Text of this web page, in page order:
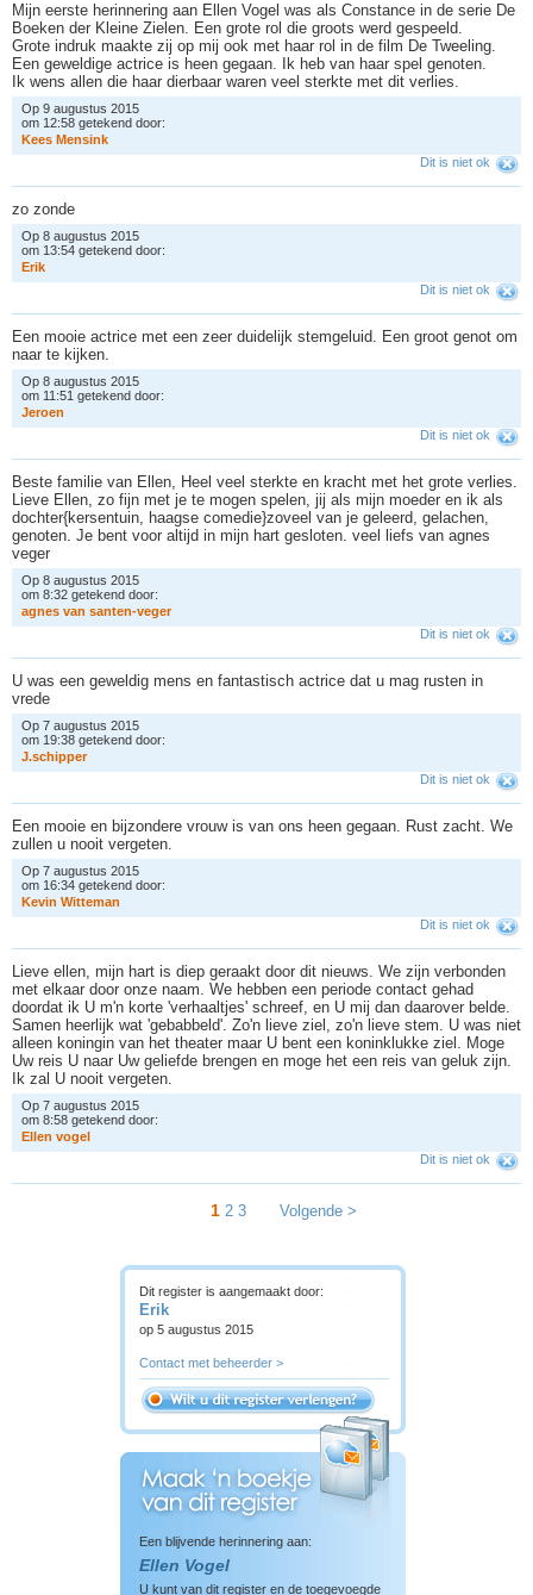
Mijn eerste herinnering aan Ellen Vogel was als Constance in de serie De
Boeken der Kleine Zielen. Een grote rol die groots werd gespeeld.
Grote indruk maakte zij op mij ook met haar rol in de film De Tweeling.
Een geweldige actrice is heen gegaan. Ik heb van haar spel genoten.
Ik wens allen die haar dierbaar waren veel sterkte met dit verlies.
Op 9 augustus 2015
om 12:58 getekend door:
Kees Mensink
Dit is niet ok
zo zonde
Op 8 augustus 2015
om 13:54 getekend door:
Erik
Dit is niet ok
Een mooie actrice met een zeer duidelijk stemgeluid. Een groot genot om
naar te kijken.
Op 8 augustus 2015
om 11:51 getekend door:
Jeroen
Dit is niet ok
Beste familie van Ellen, Heel veel sterkte en kracht met het grote verlies.
Lieve Ellen, zo fijn met je te mogen spelen, jij als mijn moeder en ik als
dochter{kersentuin, haagse comedie}zoveel van je geleerd, gelachen,
genoten. Je bent voor altijd in mijn hart gesloten. veel liefs van agnes
veger
Op 8 augustus 2015
om 8:32 getekend door:
agnes van santen-veger
Dit is niet ok
U was een geweldig mens en fantastisch actrice dat u mag rusten in
vrede
Op 7 augustus 2015
om 19:38 getekend door:
J.schipper
Dit is niet ok
Een mooie en bijzondere vrouw is van ons heen gegaan. Rust zacht. We
zullen u nooit vergeten.
Op 7 augustus 2015
om 16:34 getekend door:
Kevin Witteman
Dit is niet ok
Lieve ellen, mijn hart is diep geraakt door dit nieuws. We zijn verbonden
met elkaar door onze naam. We hebben een periode contact gehad
doordat ik U m'n korte 'verhaaltjes' schreef, en U mij dan daarover belde.
Samen heerlijk wat 'gebabbeld'. Zo'n lieve ziel, zo'n lieve stem. U was niet
alleen koningin van het theater maar U bent een koninklukke ziel. Moge
Uw reis U naar Uw geliefde brengen en moge het een reis van geluk zijn.
Ik zal U nooit vergeten.
Op 7 augustus 2015
om 8:58 getekend door:
Ellen vogel
Dit is niet ok
1 2 3 Volgende >
Dit register is aangemaakt door:
Erik
op 5 augustus 2015
Contact met beheerder >
Een blijvende herinnering aan:
Ellen Vogel
U kunt van dit register en de toegevoegde